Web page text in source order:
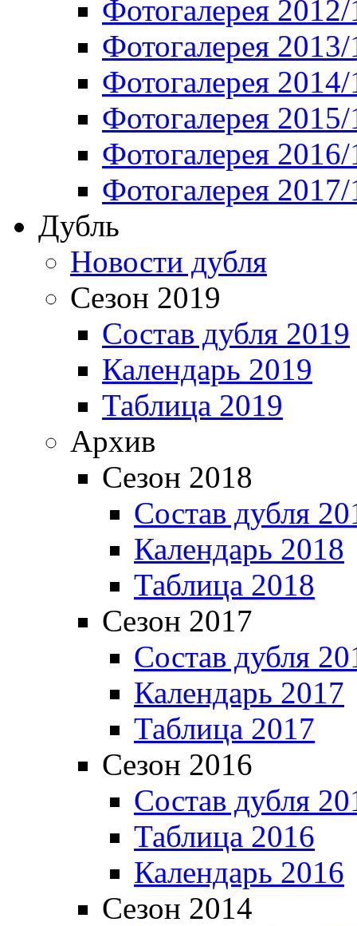
Фотогалерея
Фотогалерея
Фотогалерея
Фотогалерея
Фотогалерея
Фотогалерея
Дубль
Новости дубля
Сезон 2019
Состав дубля 2019
Календарь 2019
Таблица 2019
Архив
Сезон 2018
Состав дубля
Календарь 2018
Таблица 2018
Сезон 2017
Состав дубля
Календарь 2017
Таблица 2017
Сезон 2016
Состав дубля
Таблица 2016
Календарь 2016
Сезон 2014